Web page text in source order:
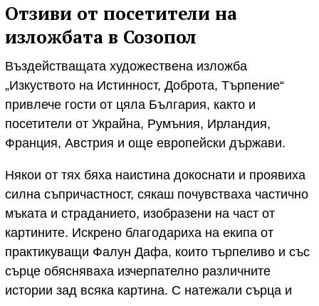
Отзиви от посетители на
изложбата в Созопол
Въздействащата художествена изложба
„Изкуството на Истинност, Доброта, Търпение“
привлече гости от цяла България, както и
посетители от Украйна, Румъния, Ирландия,
Франция, Австрия и още европейски държави.
Някои от тях бяха наистина докоснати и проявиха
силна съпричастност, сякаш почувстваха частично
мъката и страданието, изобразени на част от
картините. Искрено благодариха на екипа от
практикуващи Фалун Дафа, които търпеливо и със
сърце обясняваха изчерпателно различните
истории зад всяка картина. С натежали сърца и